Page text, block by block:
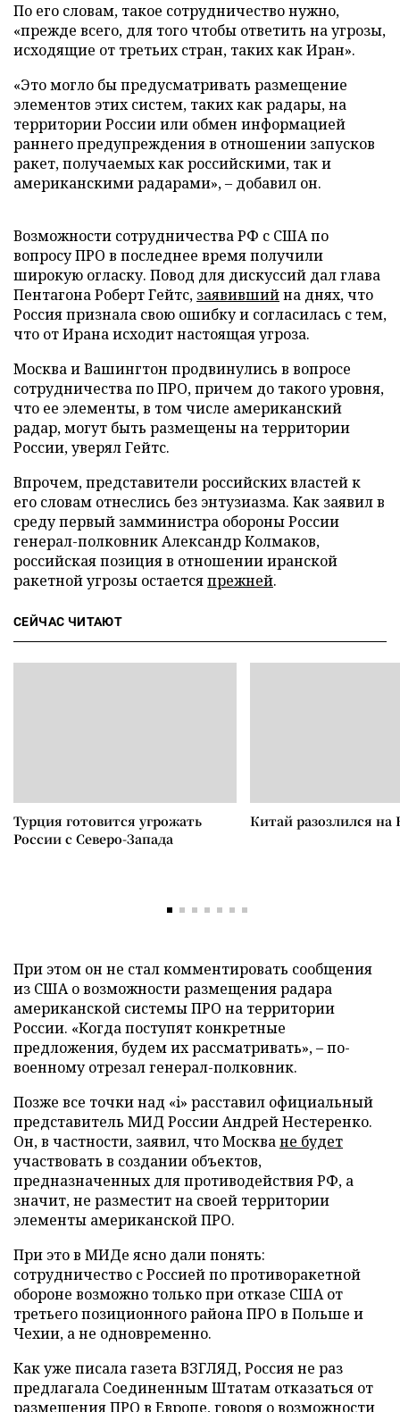
По его словам, такое сотрудничество нужно,
«прежде всего, для того чтобы ответить на угрозы,
исходящие от третьих стран, таких как Иран».
«Это могло бы предусматривать размещение
элементов этих систем, таких как радары, на
территории России или обмен информацией
раннего предупреждения в отношении запусков
ракет, получаемых как российскими, так и
американскими радарами», – добавил он.
Возможности сотрудничества РФ с США по
вопросу ПРО в последнее время получили
широкую огласку. Повод для дискуссий дал глава
Пентагона Роберт Гейтс, заявившийна днях, что
Россия признала свою ошибку и согласилась с тем,
что от Ирана исходит настоящая угроза.
Москва и Вашингтон продвинулись в вопросе
сотрудничества по ПРО, причем до такого уровня,
что ее элементы, в том числе американский
радар, могут быть размещены на территории
России, уверял Гейтс.
Впрочем, представители российских властей к
его словам отнеслись без энтузиазма. Как заявил в
среду первый замминистра обороны России
генерал-полковник Александр Колмаков,
российская позиция в отношении иранской
ракетной угрозы остаетсяпрежней.
СЕЙЧАС ЧИТАЮТ
Турция готовится угрожать
России с Северо-Запада
Китай разозлился на
При этом он не стал комментировать сообщения
из США о возможности размещения радара
американской системы ПРО на территории
России. «Когда поступят конкретные
предложения, будем их рассматривать», – по-
военному отрезал генерал-полковник.
Позже все точки над «i» расставил официальный
представитель МИД России Андрей Нестеренко.
Он, в частности, заявил, что Москване будет
участвовать в создании объектов,
предназначенных для противодействия РФ, а
значит, не разместит на своей территории
элементы американской ПРО.
При это в МИДе ясно дали понять:
сотрудничество с Россией по противоракетной
обороне возможно только при отказе США от
третьего позиционного района ПРО в Польше и
Чехии, а не одновременно.
Как уже писала газета ВЗГЛЯД, Россия не раз
предлагала Соединенным Штатам отказаться от
размещения ПРО в Европе, говоря о возможности